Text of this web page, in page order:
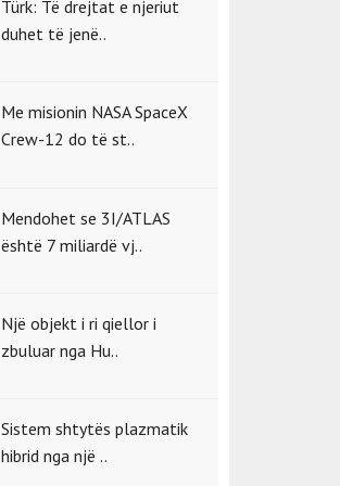
Türk: Të drejtat e njeriut
duhet të jenë..
Me misionin NASA SpaceX
Crew-12 do të st..
Mendohet se 3I/ATLAS
është 7 miliardë vj..
Një objekt i ri qiellor i
zbuluar nga Hu..
Sistem shtytës plazmatik
hibrid nga një ..